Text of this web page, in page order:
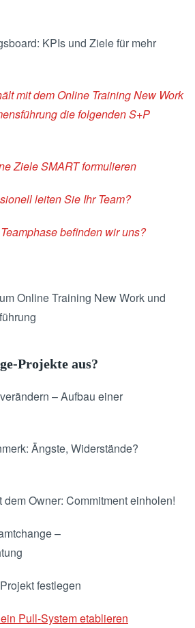
KPIs und Ziele für mehr
mit dem Online Training New Work
die folgenden S+P
Ziele SMART formulieren
leiten Sie Ihr Team?
befinden wir uns?
Online Training New Work und
Projekte aus?
– Aufbau einer
Ängste, Widerstände?
dem Owner: Commitment einholen!
–
festlegen
Pull-System etablieren